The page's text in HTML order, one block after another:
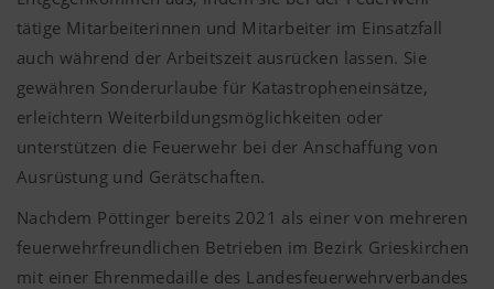
tätige Mitarbeiterinnen und Mitarbeiter im Einsatzfall
auch während der Arbeitszeit ausrücken lassen. Sie
gewähren Sonderurlaube für Katastropheneinsätze,
erleichtern Weiterbildungsmöglichkeiten oder
unterstützen die Feuerwehr bei der Anschaffung von
Ausrüstung und Gerätschaften.
Nachdem Pöttinger bereits 2021 als einer von mehreren
feuerwehrfreundlichen Betrieben im Bezirk Grieskirchen
mit einer Ehrenmedaille des Landesfeuerwehrverbandes